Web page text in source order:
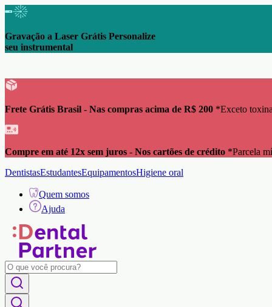
Gravação a Laser Grátis Personalize
seu instrumental
Frete Grátis Brasil - Nas compras acima de R$ 200 *Exceto
Compre em até 12x sem juros - Nos cartões de crédito *Parcela
DentistasEstudantesEquipamentosHigiene oral
Quem somos
Ajuda